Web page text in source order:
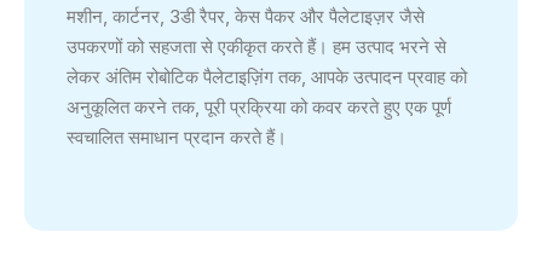
मशीन, कार्टनर, 3डी रैपर, केस पैकर और पैलेटाइज़र जैसे
उपकरणों को सहजता से एकीकृत करते हैं। हम उत्पाद भरने से
लेकर अंतिम रोबोटिक पैलेटाइज़िंग तक, आपके उत्पादन प्रवाह को
अनुकूलित करने तक, पूरी प्रक्रिया को कवर करते हुए एक पूर्ण
स्वचालित समाधान प्रदान करते हैं।